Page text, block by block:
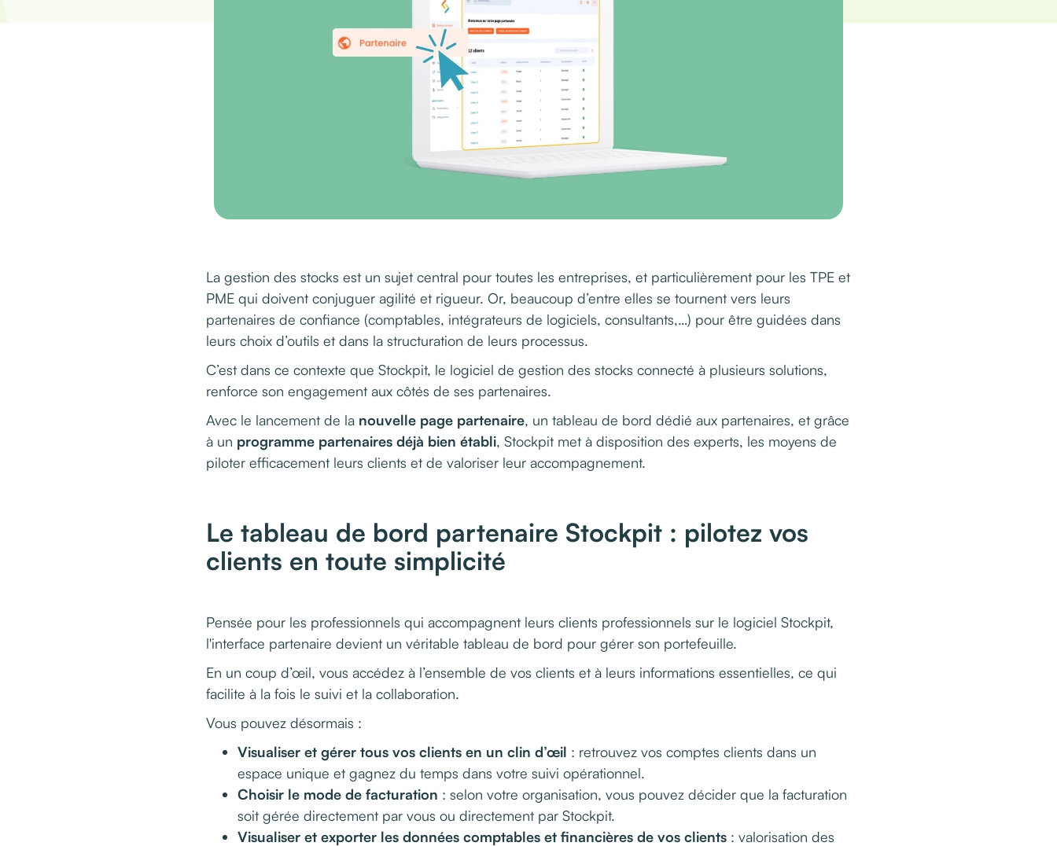
La gestion des stocks est un sujet central pour toutes les entreprises, et particulièrement pour les TPE et
PME qui doivent conjuguer agilité et rigueur. Or, beaucoup d’entre elles se tournent vers leurs
partenaires de confiance (comptables, intégrateurs de logiciels, consultants,…) pour être guidées dans
leurs choix d’outils et dans la structuration de leurs processus.
C’est dans ce contexte que Stockpit, le logiciel de gestion des stocks connecté à plusieurs solutions,
renforce son engagement aux côtés de ses partenaires.
Avec le lancement de la nouvelle page partenaire, un tableau de bord dédié aux partenaires, et grâce
à un programme partenaires déjà bien établi, Stockpit met à disposition des experts, les moyens de
piloter efficacement leurs clients et de valoriser leur accompagnement.
Le tableau de bord partenaire Stockpit : pilotez vos
clients en toute simplicité
Pensée pour les professionnels qui accompagnent leurs clients professionnels sur le logiciel Stockpit,
l'interface partenaire devient un véritable tableau de bord pour gérer son portefeuille.
En un coup d’œil, vous accédez à l’ensemble de vos clients et à leurs informations essentielles, ce qui
facilite à la fois le suivi et la collaboration.
Vous pouvez désormais :
Visualiser et gérer tous vos clients en un clin d’œil : retrouvez vos comptes clients dans un
espace unique et gagnez du temps dans votre suivi opérationnel.
Choisir le mode de facturation : selon votre organisation, vous pouvez décider que la facturation
soit gérée directement par vous ou directement par Stockpit.
Visualiser et exporter les données comptables et financières de vos clients : valorisation des